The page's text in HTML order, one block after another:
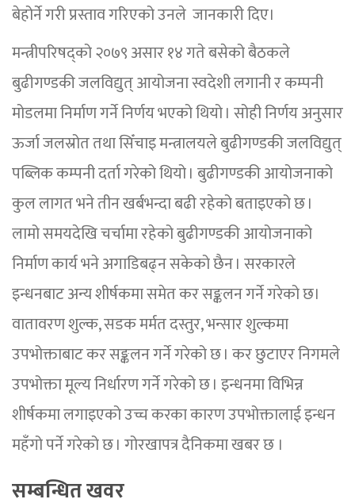
बेहोर्ने गरी प्रस्ताव गरिएको उनले जानकारी दिए।
मन्त्रीपरिषद्को २०७९ असार १४ गते बसेको बैठकले
बुढीगण्डकी जलविद्युत् आयोजना स्वदेशी लगानी र कम्पनी
मोडलमा निर्माण गर्ने निर्णय भएको थियो । सोही निर्णय अनुसार
ऊर्जा जलस्रोत तथा सिँचाइ मन्त्रालयले बुढीगण्डकी जलविद्युत्
पब्लिक कम्पनी दर्ता गरेको थियो । बुढीगण्डकी आयोजनाको
कुल लागत भने तीन खर्बभन्दा बढी रहेको बताइएको छ ।
लामो समयदेखि चर्चामा रहेको बुढीगण्डकी आयोजनाको
निर्माण कार्य भने अगाडिबढ्न सकेको छैन । सरकारले
इन्धनबाट अन्य शीर्षकमा समेत कर सङ्कलन गर्ने गरेको छ।
वातावरण शुल्क, सडक मर्मत दस्तुर, भन्सार शुल्कमा
उपभोक्ताबाट कर सङ्कलन गर्ने गरेको छ । कर छुटाएर निगमले
उपभोक्ता मूल्य निर्धारण गर्ने गरेको छ । इन्धनमा विभिन्न
शीर्षकमा लगाइएको उच्च करका कारण उपभोक्तालाई इन्धन
महँगो पर्ने गरेको छ । गोरखापत्र दैनिकमा खबर छ ।
सम्बन्धित खवर